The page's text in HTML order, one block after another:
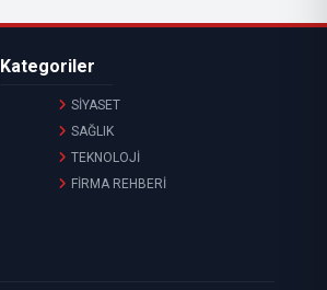
Kategoriler
SİYASET
SAĞLIK
TEKNOLOJİ
FİRMA REHBERİ